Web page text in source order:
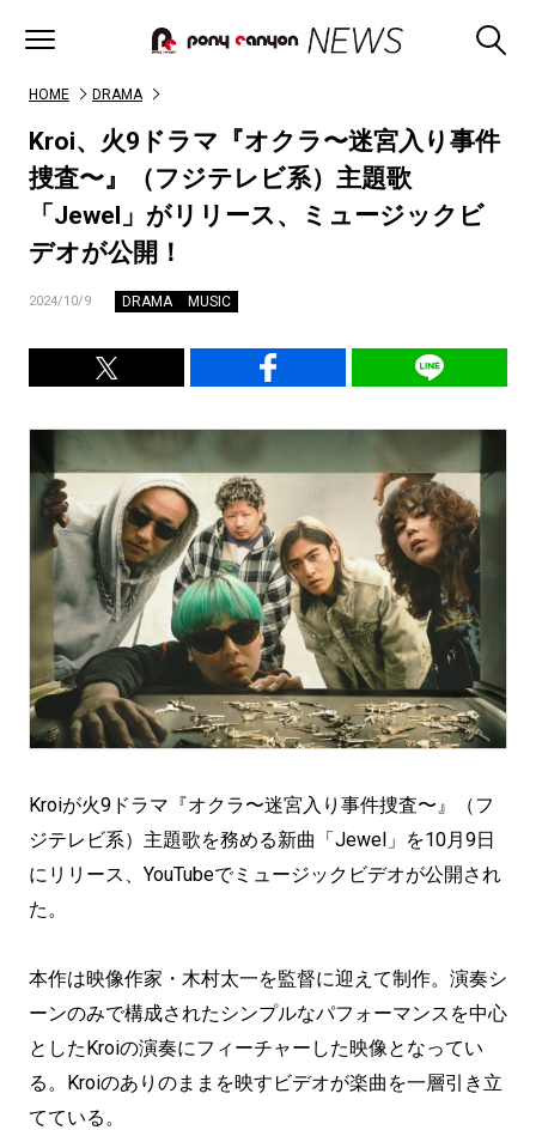
HOME DRAMA
Kroi、火9ドラマ『オクラ〜迷宮入り事件
捜査〜』（フジテレビ系）主題歌
「Jewel」がリリース、ミュージックビ
デオが公開！
2024/10/9 DRAMA MUSIC
Kroiが火9ドラマ『オクラ〜迷宮入り事件捜査〜』（フ
ジテレビ系）主題歌を務める新曲「Jewel」を10月9日
にリリース、YouTubeでミュージックビデオが公開され
た。
本作は映像作家・木村太一を監督に迎えて制作。演奏シ
ーンのみで構成されたシンプルなパフォーマンスを中心
としたKroiの演奏にフィーチャーした映像となってい
る。Kroiのありのままを映すビデオが楽曲を一層引き立
てている。